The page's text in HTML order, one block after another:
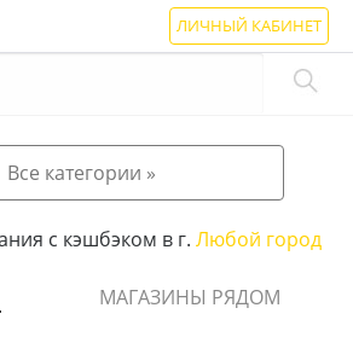
ЛИЧНЫЙ КАБИНЕТ
Все категории »
с кэшбэком в г. Любой город
МАГАЗИНЫ РЯДОМ